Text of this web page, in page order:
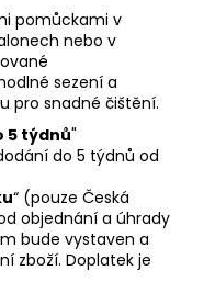
pomůckami v
nebo v
sezení a
pro snadné čištění.
5 týdnů"
do 5 týdnů od
“ (pouze Česká
objednání a úhrady
bude vystaven a
zboží. Doplatek je